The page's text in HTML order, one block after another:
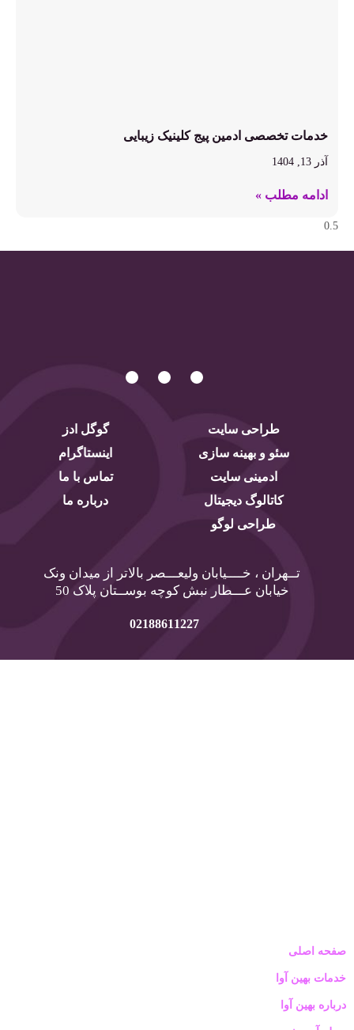
خدمات تخصصی ادمین پیج کلینیک زیبایی
آذر 13, 1404
ادامه مطلب »
طراحی سایت
سئو و بهینه سازی
ادمینی سایت
کاتالوگ دیجیتال
طراحی لوگو
گوگل ادز
اینستاگرام
تماس با ما
درباره ما
تــهران ، خــــیابان ولیعـــصر بالاتر از میدان ونک
خیابان عـــطار نبش کوچه بوســتان پلاک 50
02188611227
صفحه اصلی
خدمات بهین آوا
درباره بهین آوا